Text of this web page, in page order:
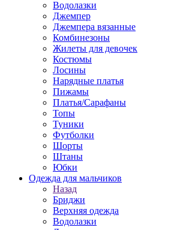
Водолазки
Джемпер
Джемпера вязанные
Комбинезоны
Жилеты для девочек
Костюмы
Лосины
Нарядные платья
Пижамы
Платья/Сарафаны
Топы
Туники
Футболки
Шорты
Штаны
Юбки
Одежда для мальчиков
Назад
Бриджи
Верхняя одежда
Водолазки